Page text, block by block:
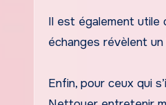
Il est également utile
échanges révèlent
Enfin, pour ceux qui